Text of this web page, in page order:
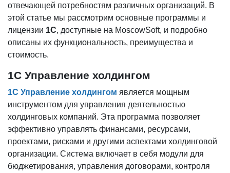
отвечающей потребностям различных организаций. В
этой статье мы рассмотрим основные программы и
лицензии 1С, доступные на MoscowSoft, и подробно
описаны их функциональность, преимущества и
стоимость.
1С Управление холдингом
1С Управление холдингом является мощным
инструментом для управления деятельностью
холдинговых компаний. Эта программа позволяет
эффективно управлять финансами, ресурсами,
проектами, рисками и другими аспектами холдинговой
организации. Система включает в себя модули для
бюджетирования, управления договорами, контроля